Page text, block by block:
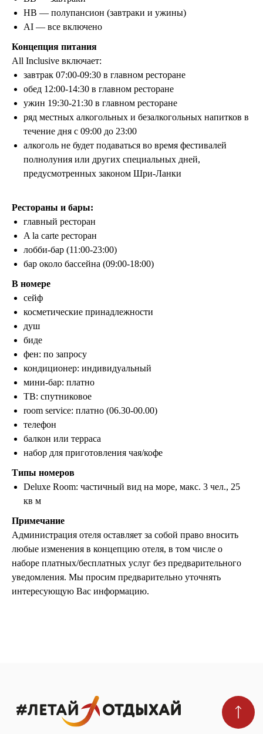
HB — полупансион (завтраки и ужины)
AI — все включено
Концепция питания
All Inclusive включает:
завтрак 07:00-09:30 в главном ресторане
обед 12:00-14:30 в главном ресторане
ужин 19:30-21:30 в главном ресторане
ряд местных алкогольных и безалкогольных напитков в
течение дня с 09:00 до 23:00
алкоголь не будет подаваться во время фестивалей
полнолуния или других специальных дней,
предусмотренных законом Шри-Ланки
Рестораны и бары:
главный ресторан
A la carte ресторан
лобби-бар (11:00-23:00)
бар около бассейна (09:00-18:00)​
В номере
сейф
косметические принадлежности
душ
биде
фен: по запросу
кондиционер: индивидуальный
мини-бар: платно
ТВ: спутниковое
room service: платно (06.30-00.00)
телефон
балкон или терраса
набор для приготовления чая/кофе
Типы номеров
Deluxe Room: частичный вид на море, макс. 3 чел., 25
кв м
Примечание
Администрация отеля оставляет за собой право вносить
любые изменения в концепцию отеля, в том числе о
наборе платных/бесплатных услуг без предварительного
уведомления. Мы просим предварительно уточнять
интересующую Вас информацию.
© 2026 #Летайотдыхай
+7 (495) 032-15-95
info@letayotdykhay.ru
г. Москва, ул. Садовая-Самотечная, 13
стр. 1 оф. 312
Согласие на обработку персональных данных
Политика конфиденциальности
+7 (3822) 734-204
г. Томск, ул. Белинского, 30
ИНН 7000019484 ОГРН
1247000006835
ПОДПИШИТЕСЬ НА НОВОСТИ